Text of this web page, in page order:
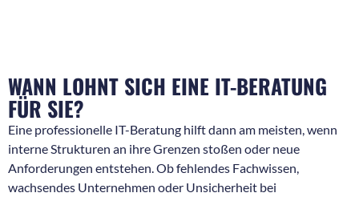
WANN LOHNT SICH EINE IT-BERATUNG
FÜR SIE?
Eine professionelle IT-Beratung hilft dann am meisten, wenn
interne Strukturen an ihre Grenzen stoßen oder neue
Anforderungen entstehen. Ob fehlendes Fachwissen,
wachsendes Unternehmen oder Unsicherheit bei